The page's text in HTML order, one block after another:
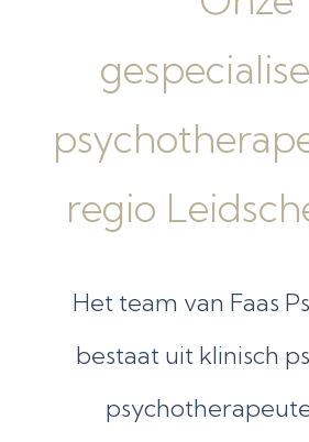
regio
Het team van Faas
bestaat uit klinisch